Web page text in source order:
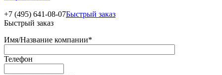
+7 (495) 641-08-07Быстрый заказ
Быстрый заказ
Имя/Название компании*
Телефон